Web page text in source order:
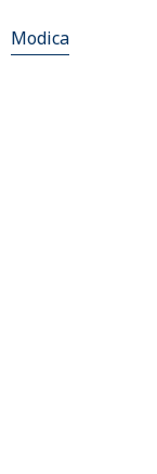
Modica